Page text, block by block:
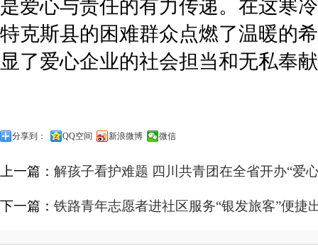
是爱心与责任的有力传递。在这寒
特克斯县的困难群众点燃了温暖的
显了爱心企业的社会担当和无私奉
分享到： QQ空间 新浪微博 微信
上一篇： 解孩子看护难题 四川共青团在全省开办“爱
下一篇： 铁路青年志愿者进社区服务“银发旅客”便捷